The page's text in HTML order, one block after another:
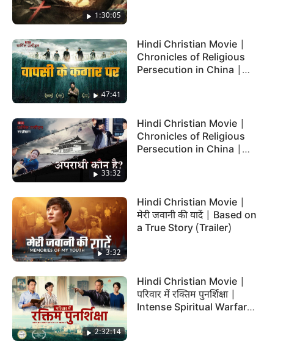
1:30:05
47:41
Hindi Christian Movie |
Chronicles of Religious
Persecution in China |
33:32
Hindi Christian Movie |
Chronicles of Religious
Persecution in China |
3:32
Hindi Christian Movie |
मेरी जवानी की यादें | Based on
a True Story (Trailer)
2:32:14
Hindi Christian Movie |
परिवार में रक्तिम पुनर्शिक्षा |
Intense Spiritual Warfare